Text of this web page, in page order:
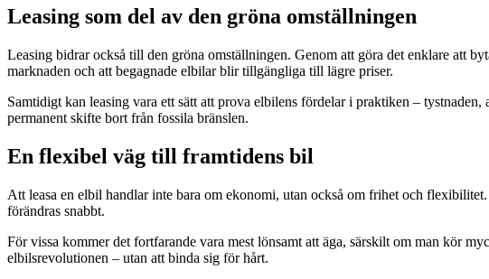
Leasing som del av den gröna omställningen
Leasing bidrar också till den gröna omställningen. Genom att göra det enklare att
marknaden och att begagnade elbilar blir tillgängliga till lägre priser.
Samtidigt kan leasing vara ett sätt att prova elbilens fördelar i praktiken –
permanent skifte bort från fossila bränslen.
En flexibel väg till framtidens bil
Att leasa en elbil handlar inte bara om ekonomi, utan också om frihet och
förändras snabbt.
För vissa kommer det fortfarande vara mest lönsamt att äga, särskilt om man kör
elbilsrevolutionen – utan att binda sig för hårt.